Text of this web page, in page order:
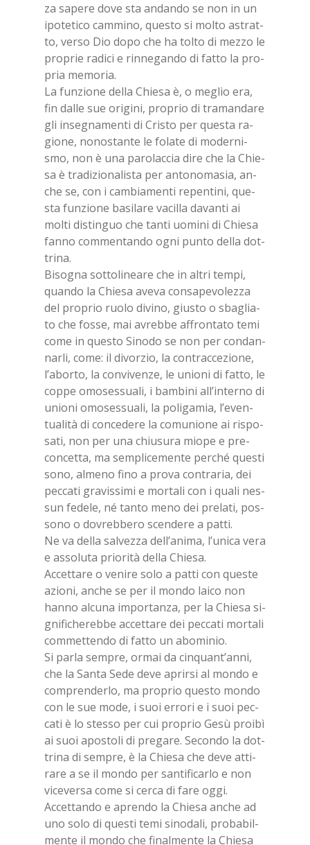
za sa­pe­re dove sta an­dan­do se non in un
ipo­te­ti­co cam­mi­no, que­sto si mol­to astrat­
to, ver­so Dio dopo che ha tol­to di mez­zo le
pro­prie ra­di­ci e rin­ne­gan­do di fat­to la pro­
pria me­mo­ria.
La fun­zio­ne del­la Chie­sa è, o me­glio era,
fin dal­le sue ori­gi­ni, pro­prio di tra­man­da­re
gli in­se­gna­men­ti di Cri­sto per que­sta ra­
gio­ne, no­no­stan­te le fo­la­te di mo­der­ni­
smo, non è una pa­ro­lac­cia dire che la Chie­
sa è tra­di­zio­na­li­sta per an­to­no­ma­sia, an­
che se, con i cam­bia­men­ti re­pen­ti­ni, que­
sta fun­zio­ne ba­si­la­re va­cil­la da­van­ti ai
mol­ti di­stin­guo che tan­ti uo­mi­ni di Chie­sa
fan­no com­men­tan­do ogni pun­to del­la dot­
tri­na.
Bi­so­gna sot­to­li­nea­re che in al­tri tem­pi,
quan­do la Chie­sa ave­va con­sa­pe­vo­lez­za
del pro­prio ruo­lo di­vi­no, giu­sto o sba­glia­
to che fos­se, mai avreb­be af­fron­ta­to temi
come in que­sto Si­no­do se non per con­dan­
nar­li, come: il di­vor­zio, la con­trac­ce­zio­ne,
l’a­bor­to, la con­vi­ven­ze, le unio­ni di fat­to, le
cop­pe omo­ses­sua­li, i bam­bi­ni al­l’in­ter­no di
unio­ni omo­ses­sua­li, la po­li­ga­mia, l’e­ven­
tua­li­tà di con­ce­de­re la co­mu­nio­ne ai ri­spo­
sa­ti, non per una chiu­su­ra mio­pe e pre­
con­cet­ta, ma sem­pli­ce­men­te per­ché que­sti
sono, al­me­no fino a pro­va con­tra­ria, dei
pec­ca­ti gra­vis­si­mi e mor­ta­li con i qua­li nes­
sun fe­de­le, né tan­to meno dei pre­la­ti, pos­
so­no o do­vreb­be­ro scen­de­re a pat­ti.
Ne va del­la sal­vez­za del­l’a­ni­ma, l’u­ni­ca vera
e as­so­lu­ta prio­ri­tà del­la Chie­sa.
Ac­cet­ta­re o ve­ni­re solo a pat­ti con que­ste
azio­ni, an­che se per il mon­do lai­co non
han­no al­cu­na im­por­tan­za, per la Chie­sa si­
gni­fi­che­reb­be ac­cet­ta­re dei pec­ca­ti mor­ta­li
com­met­ten­do di fat­to un abo­mi­nio.
Si par­la sem­pre, or­mai da cin­quan­t’an­ni,
che la San­ta Sede deve aprir­si al mon­do e
com­pren­der­lo, ma pro­prio que­sto mon­do
con le sue mode, i suoi er­ro­ri e i suoi pec­
ca­ti è lo stes­so per cui pro­prio Gesù proi­bì
ai suoi apo­sto­li di pre­ga­re. Se­con­do la dot­
tri­na di sem­pre, è la Chie­sa che deve at­ti­
ra­re a se il mon­do per san­ti­fi­car­lo e non
vi­ce­ver­sa come si cer­ca di fare oggi.
Ac­cet­tan­do e apren­do la Chie­sa an­che ad
uno solo di que­sti temi si­no­da­li, pro­ba­bil­
men­te il mon­do che fi­nal­men­te la Chie­sa